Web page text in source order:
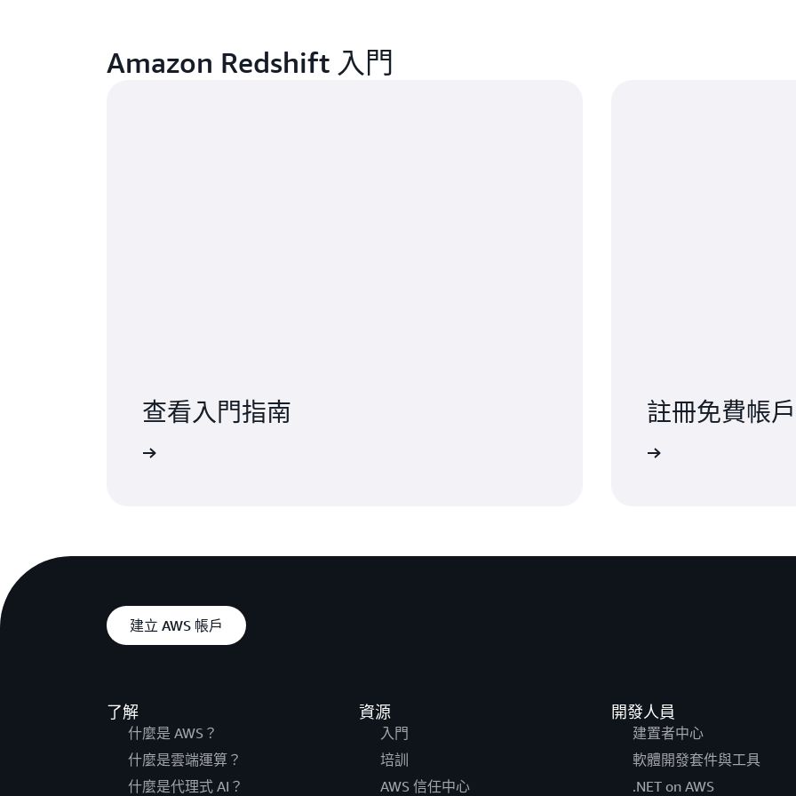
Amazon Redshift 入門
查看入門指南 註冊免費帳戶
建立 AWS 帳戶
了解
什麼是 AWS？
什麼是雲端運算？
什麼是代理式 AI？
資源
入門
培訓
AWS 信任中心
開發人員
建置者中心
軟體開發套件與工具
.NET on AWS